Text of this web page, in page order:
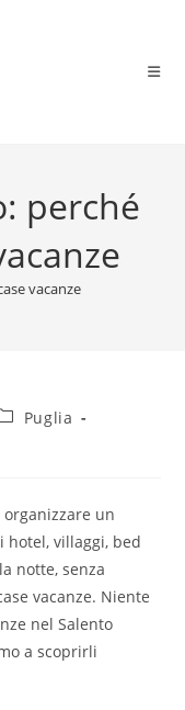
perché
vacanze
Puglia
un
hotel, villaggi, bed
notte, senza
vacanze. Niente
nel Salento
a scoprirli